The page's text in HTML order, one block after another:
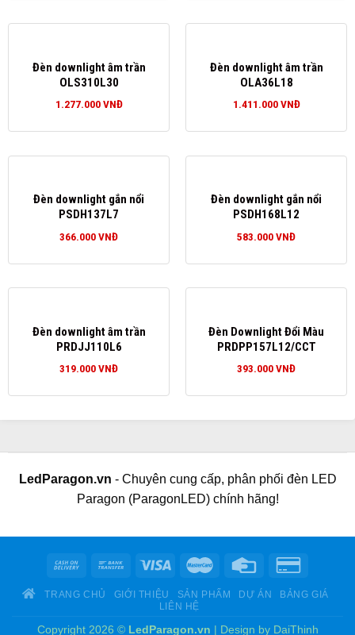
Đèn downlight âm trần
OLS310L30
1.277.000VNĐ
Đèn downlight âm trần
OLA36L18
1.411.000VNĐ
Đèn downlight gắn nổi
PSDH137L7
366.000VNĐ
Đèn downlight gắn nổi
PSDH168L12
583.000VNĐ
Đèn downlight âm trần
PRDJJ110L6
319.000VNĐ
Đèn Downlight Đổi Màu
PRDPP157L12/CCT
393.000VNĐ
LedParagon.vn - Chuyên cung cấp, phân phối đèn LED
Paragon (ParagonLED) chính hãng!
TRANG CHỦ GIỚI THIỆU SẢN PHẨM DỰ ÁN
BẢNG GIÁ
LIÊN HỆ
Copyright 2026 © LedParagon.vn | Design by DaiThinh